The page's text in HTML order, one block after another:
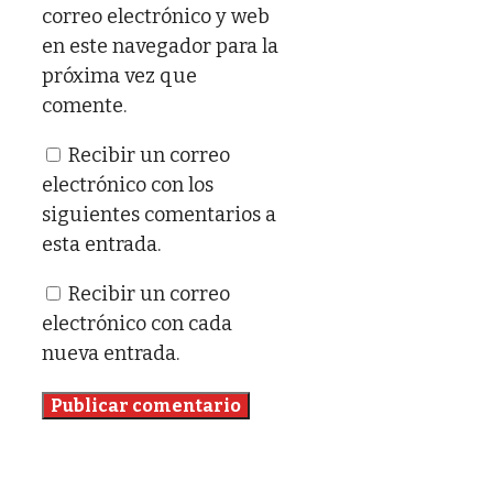
correo electrónico y web
en este navegador para la
próxima vez que
comente.
Recibir un correo
electrónico con los
siguientes comentarios a
esta entrada.
Recibir un correo
electrónico con cada
nueva entrada.